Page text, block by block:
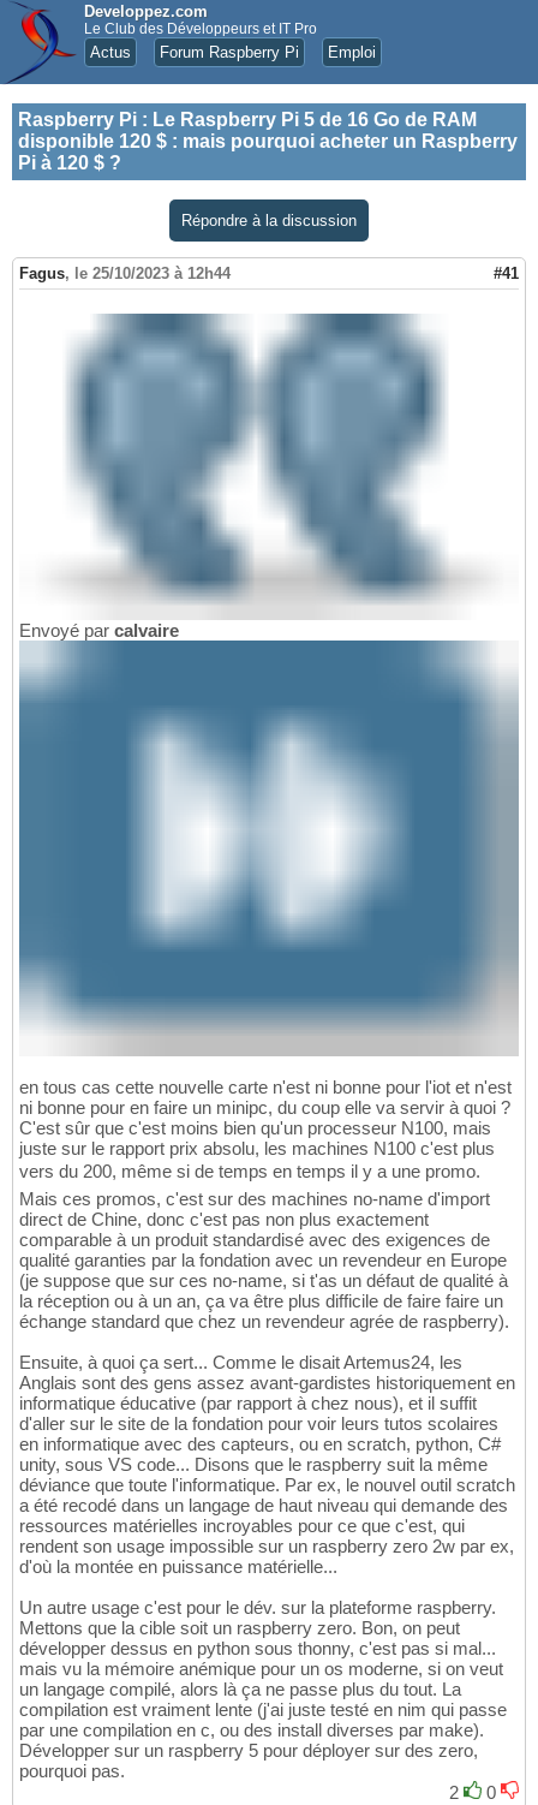
Developpez.com
Le Club des Développeurs et IT Pro
Actus Forum Raspberry Pi Emploi
Raspberry Pi : Le Raspberry Pi 5 de 16 Go de RAM
disponible 120 $ : mais pourquoi acheter un Raspberry
Pi à 120 $ ?
Répondre à la discussion
Fagus, le 25/10/2023 à 12h44 #41
Envoyé par calvaire
en tous cas cette nouvelle carte n'est ni bonne pour l'iot et n'est
ni bonne pour en faire un minipc, du coup elle va servir à quoi ?
C'est sûr que c'est moins bien qu'un processeur N100, mais
juste sur le rapport prix absolu, les machines N100 c'est plus
vers du 200, même si de temps en temps il y a une promo.
Mais ces promos, c'est sur des machines no-name d'import
direct de Chine, donc c'est pas non plus exactement
comparable à un produit standardisé avec des exigences de
qualité garanties par la fondation avec un revendeur en Europe
(je suppose que sur ces no-name, si t'as un défaut de qualité à
la réception ou à un an, ça va être plus difficile de faire faire un
échange standard que chez un revendeur agrée de raspberry).
Ensuite, à quoi ça sert... Comme le disait Artemus24, les
Anglais sont des gens assez avant-gardistes historiquement en
informatique éducative (par rapport à chez nous), et il suffit
d'aller sur le site de la fondation pour voir leurs tutos scolaires
en informatique avec des capteurs, ou en scratch, python, C#
unity, sous VS code... Disons que le raspberry suit la même
déviance que toute l'informatique. Par ex, le nouvel outil scratch
a été recodé dans un langage de haut niveau qui demande des
ressources matérielles incroyables pour ce que c'est, qui
rendent son usage impossible sur un raspberry zero 2w par ex,
d'où la montée en puissance matérielle...
Un autre usage c'est pour le dév. sur la plateforme raspberry.
Mettons que la cible soit un raspberry zero. Bon, on peut
développer dessus en python sous thonny, c'est pas si mal...
mais vu la mémoire anémique pour un os moderne, si on veut
un langage compilé, alors là ça ne passe plus du tout. La
compilation est vraiment lente (j'ai juste testé en nim qui passe
par une compilation en c, ou des install diverses par make).
Développer sur un raspberry 5 pour déployer sur des zero,
pourquoi pas.
2
0